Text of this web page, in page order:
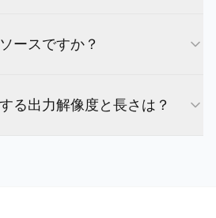
デンティティを安定して保
からwan2.7-text-to-
。リファレンス動画につい
ースですか？
パラメータアーキテクチャ
る出力解像度と長さは？